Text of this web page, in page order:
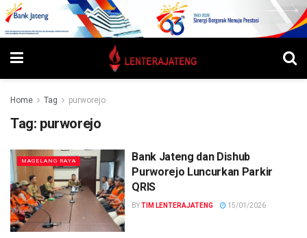
Home Tag purworejo
Tag: purworejo
MAGELANG RAYA
Bank Jateng dan Dishub
Purworejo Luncurkan Parkir
QRIS
BYTIM LENTERAJATENG 15/01/2026